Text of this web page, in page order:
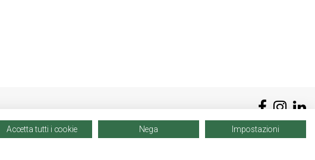
Accetta tutti i cookie Nega Impostazioni